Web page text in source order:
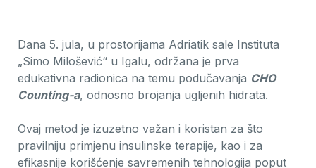
Dana 5. jula, u prostorijama Adriatik sale Instituta
„Simo Milošević“ u Igalu, održana je prva
edukativna radionica na temu podučavanja CHO
Counting-a, odnosno brojanja ugljenih hidrata.
Ovaj metod je izuzetno važan i koristan za što
pravilniju primjenu insulinske terapije, kao i za
efikasnije korišćenje savremenih tehnologija poput